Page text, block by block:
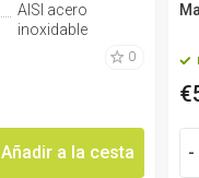
AISI acero
inoxidable
0
Añadir a la cesta -